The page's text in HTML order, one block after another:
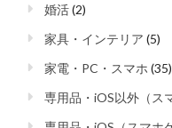
婚活(2)
家具・インテリア (5)
家電・PC・スマホ (35)
専用品・iOS以外（ス